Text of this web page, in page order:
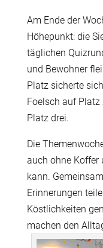
Am Ende der
Höhepunkt: die
täglichen
und Bewohner
Platz sicherte
Foelsch auf
Platz drei.
Die
auch ohne Koffer
kann.
Erinnerungen
Köstlichkeiten
machen den